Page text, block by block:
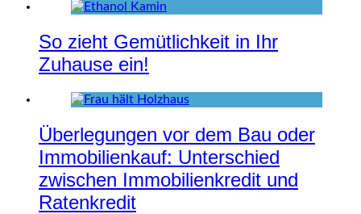
So zieht Gemütlichkeit in Ihr
Zuhause ein!
Überlegungen vor dem Bau oder
Immobilienkauf: Unterschied
zwischen Immobilienkredit und
Ratenkredit